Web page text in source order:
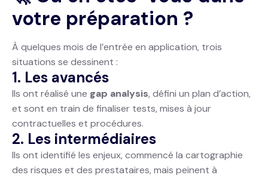
votre préparation ?
À quelques mois de l’entrée en application, trois
situations se dessinent :
1. Les avancés
Ils ont réalisé une gap analysis, défini un plan d’action,
et sont en train de finaliser tests, mises à jour
contractuelles et procédures.
2. Les intermédiaires
Ils ont identifié les enjeux, commencé la cartographie
des risques et des prestataires, mais peinent à